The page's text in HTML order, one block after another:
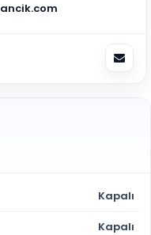
Kapalı
Kapalı